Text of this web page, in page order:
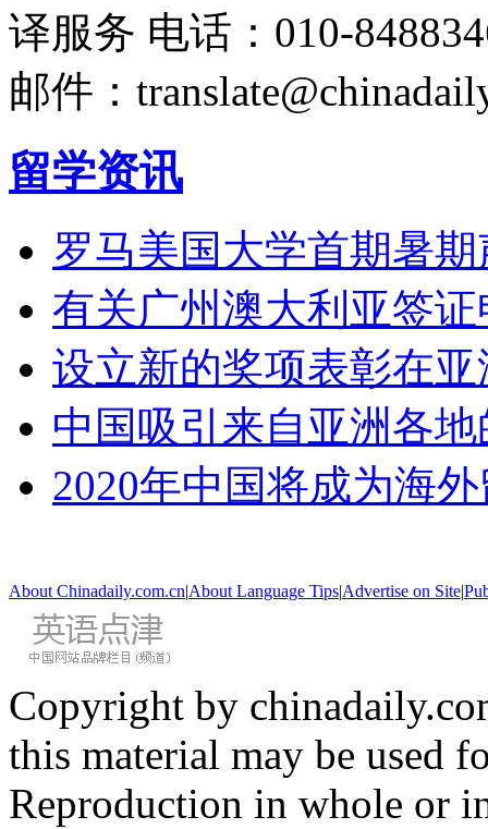
译服务 电话：010-
邮件：
留学资讯
罗马美国大学首期暑
有关广州澳大利亚签
设立新的奖项表彰在
中国吸引来自亚洲各
2020年中国将成为海
About Chinadaily.com.cn|About Language Tips|Advertise on Site|
Copyright by
this material may be used
Reproduction in whole or